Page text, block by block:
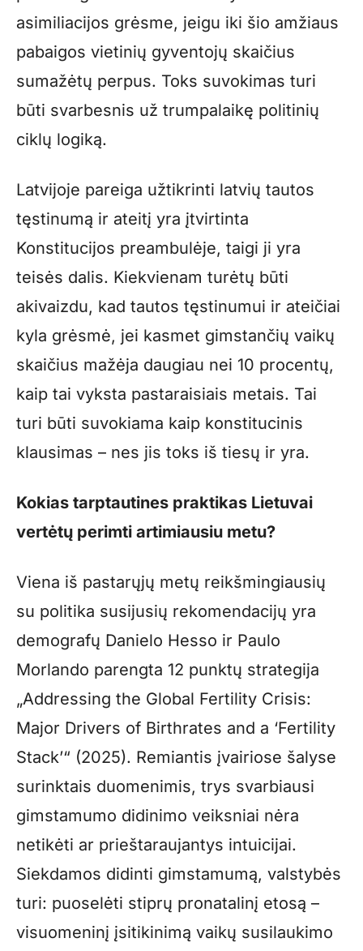
asimiliacijos grėsme, jeigu iki šio amžiaus
pabaigos vietinių gyventojų skaičius
sumažėtų perpus. Toks suvokimas turi
būti svarbesnis už trumpalaikę politinių
ciklų logiką.
Latvijoje pareiga užtikrinti latvių tautos
tęstinumą ir ateitį yra įtvirtinta
Konstitucijos preambulėje, taigi ji yra
teisės dalis. Kiekvienam turėtų būti
akivaizdu, kad tautos tęstinumui ir ateičiai
kyla grėsmė, jei kasmet gimstančių vaikų
skaičius mažėja daugiau nei 10 procentų,
kaip tai vyksta pastaraisiais metais. Tai
turi būti suvokiama kaip konstitucinis
klausimas – nes jis toks iš tiesų ir yra.
Kokias tarptautines praktikas Lietuvai
vertėtų perimti artimiausiu metu?
Viena iš pastarųjų metų reikšmingiausių
su politika susijusių rekomendacijų yra
demografų Danielo Hesso ir Paulo
Morlando parengta 12 punktų strategija
„Addressing the Global Fertility Crisis:
Major Drivers of Birthrates and a ‘Fertility
Stack’“ (2025). Remiantis įvairiose šalyse
surinktais duomenimis, trys svarbiausi
gimstamumo didinimo veiksniai nėra
netikėti ar prieštaraujantys intuicijai.
Siekdamos didinti gimstamumą, valstybės
turi: puoselėti stiprų pronatalinį etosą –
visuomeninį įsitikinimą vaikų susilaukimo